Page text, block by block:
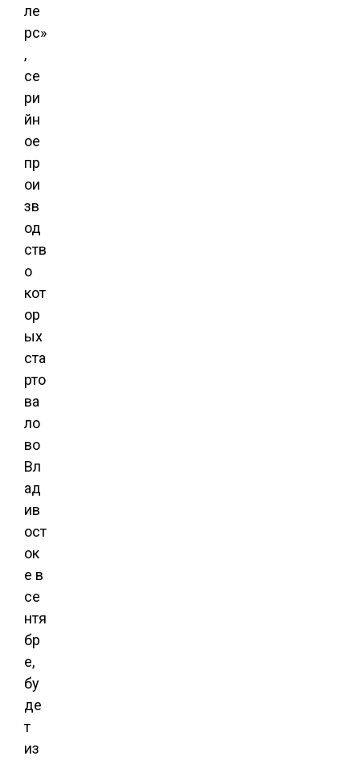
ле
рс»
,
се
ри
йн
ое
пр
ои
зв
од
ств
о
кот
ор
ых
ста
рто
ва
ло
во
Вл
ад
ив
ост
ок
е в
се
нтя
бр
е,
бу
де
т
из